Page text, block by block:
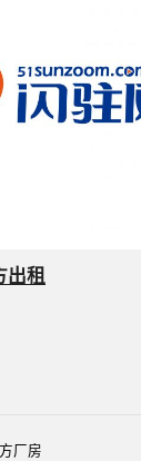
出租
厂房